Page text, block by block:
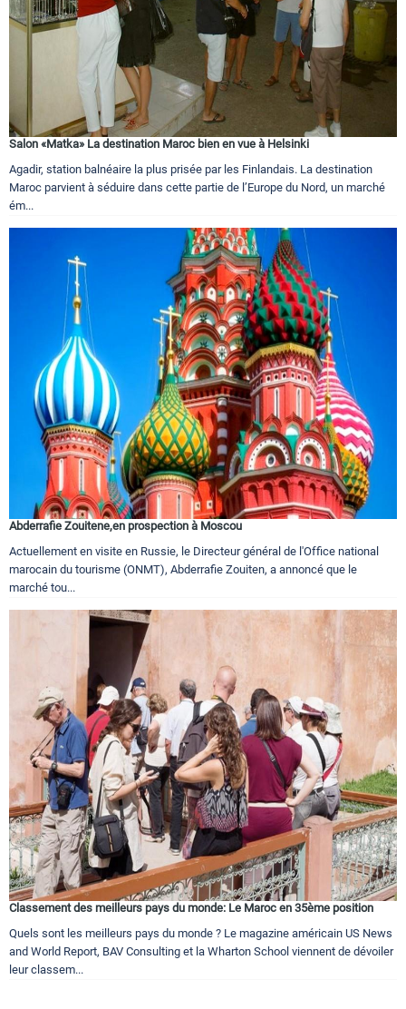
Salon «Matka» La destination Maroc bien en vue à Helsinki
Agadir, station balnéaire la plus prisée par les Finlandais. La destination
Maroc parvient à séduire dans cette partie de l’Europe du Nord, un marché
ém...
Abderrafie Zouitene,en prospection à Moscou
Actuellement en visite en Russie, le Directeur général de l'Office national
marocain du tourisme (ONMT), Abderrafie Zouiten, a annoncé que le
marché tou...
Classement des meilleurs pays du monde: Le Maroc en 35ème position
Quels sont les meilleurs pays du monde ? Le magazine américain US News
and World Report, BAV Consulting et la Wharton School viennent de dévoiler
leur classem...